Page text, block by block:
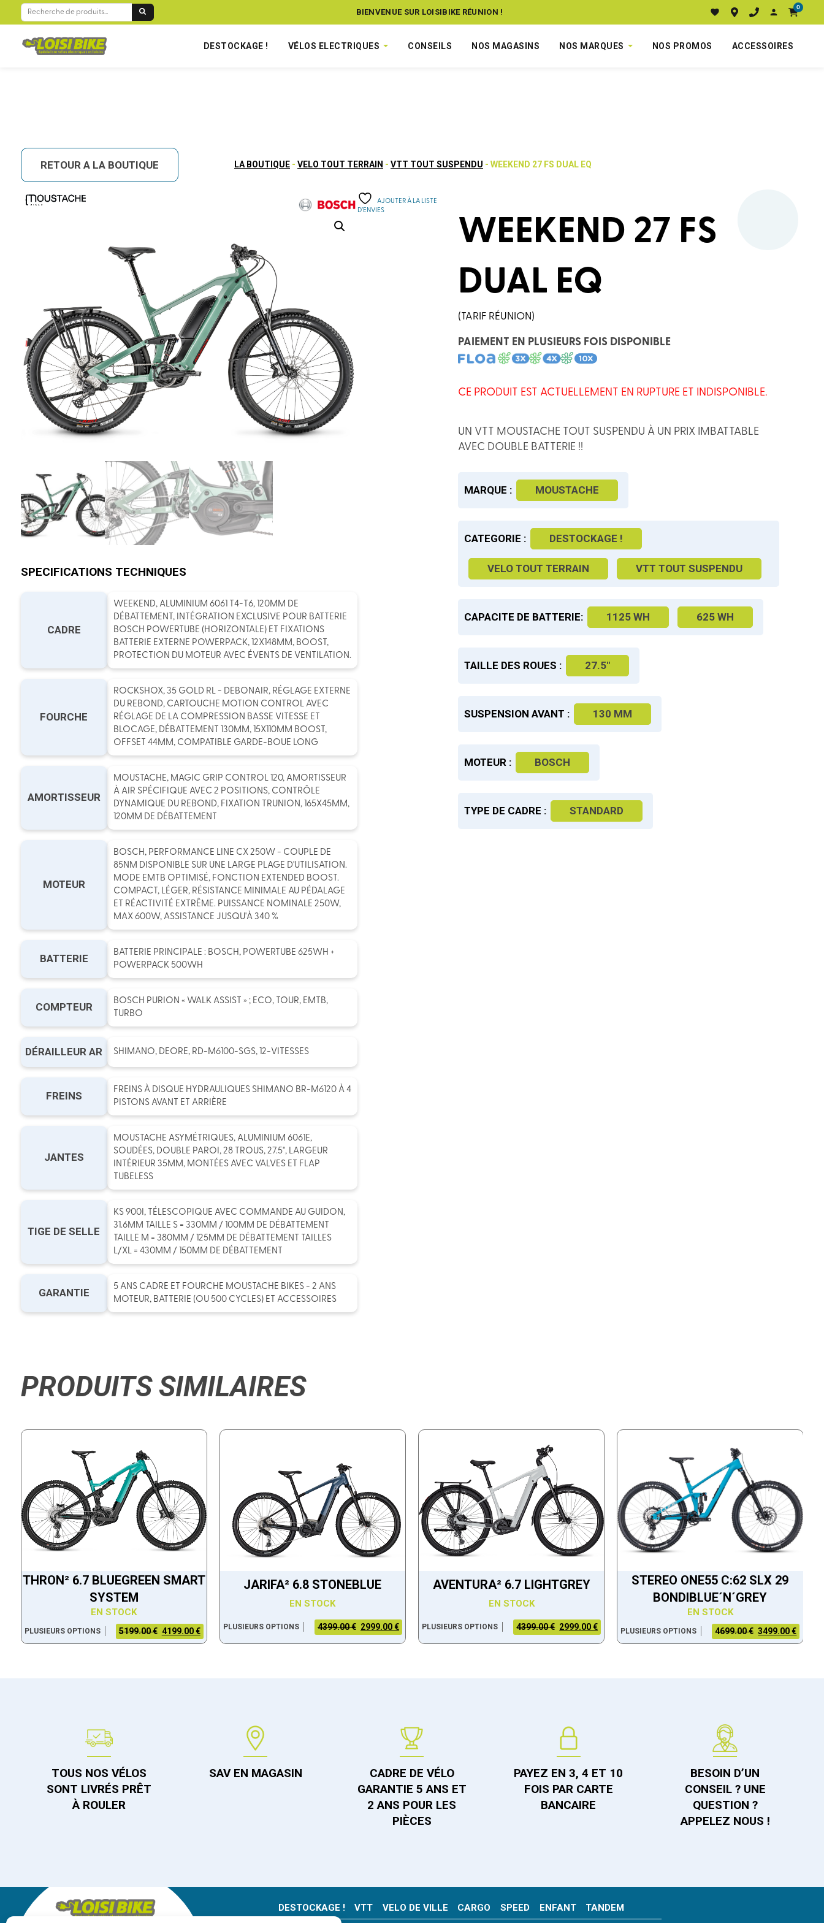
RECHERCHE
BIENVENUE SUR LOISIBIKE RÉUNION ! BIENVENUE SUR LOISIBIKE RÉUNION ! 0
DESTOCKAGE ! VÉLOS ELECTRIQUES CONSEILS NOS MAGASINS NOS MARQUES NOS PROMOS ACCESSOIRES
LA BOUTIQUE - VELO TOUT TERRAIN - VTT TOUT SUSPENDU - WEEKEND 27 FS DUAL EQ
RETOUR A LA BOUTIQUE
SPECIFICATIONS TECHNIQUES
CADRE
WEEKEND, ALUMINIUM 6061 T4-T6, 120MM DE
DÉBATTEMENT, INTÉGRATION EXCLUSIVE POUR BATTERIE
BOSCH POWERTUBE (HORIZONTALE) ET FIXATIONS
BATTERIE EXTERNE POWERPACK, 12X148MM, BOOST,
PROTECTION DU MOTEUR AVEC ÉVENTS DE VENTILATION.
FOURCHE
ROCKSHOX, 35 GOLD RL - DEBONAIR, RÉGLAGE EXTERNE
DU REBOND, CARTOUCHE MOTION CONTROL AVEC
RÉGLAGE DE LA COMPRESSION BASSE VITESSE ET
BLOCAGE, DÉBATTEMENT 130MM, 15X110MM BOOST,
OFFSET 44MM, COMPATIBLE GARDE-BOUE LONG
AMORTISSEUR
MOUSTACHE, MAGIC GRIP CONTROL 120, AMORTISSEUR
À AIR SPÉCIFIQUE AVEC 2 POSITIONS, CONTRÔLE
DYNAMIQUE DU REBOND, FIXATION TRUNION, 165X45MM,
120MM DE DÉBATTEMENT
MOTEUR
BOSCH, PERFORMANCE LINE CX 250W - COUPLE DE
85NM DISPONIBLE SUR UNE LARGE PLAGE D'UTILISATION.
MODE EMTB OPTIMISÉ, FONCTION EXTENDED BOOST.
COMPACT, LÉGER, RÉSISTANCE MINIMALE AU PÉDALAGE
ET RÉACTIVITÉ EXTRÊME. PUISSANCE NOMINALE 250W,
MAX 600W, ASSISTANCE JUSQU'À 340 %
BATTERIE
BATTERIE PRINCIPALE : BOSCH, POWERTUBE 625WH +
POWERPACK 500WH
COMPTEUR
BOSCH PURION « WALK ASSIST » ; ECO, TOUR, EMTB,
TURBO
DÉRAILLEUR AR SHIMANO, DEORE, RD-M6100-SGS, 12-VITESSES
FREINS
FREINS À DISQUE HYDRAULIQUES SHIMANO BR-M6120 À 4
PISTONS AVANT ET ARRIÈRE
JANTES
MOUSTACHE ASYMÉTRIQUES, ALUMINIUM 6061E,
SOUDÉES, DOUBLE PAROI, 28 TROUS, 27.5", LARGEUR
INTÉRIEUR 35MM, MONTÉES AVEC VALVES ET FLAP
TUBELESS
TIGE DE SELLE
KS 900I, TÉLESCOPIQUE AVEC COMMANDE AU GUIDON,
31.6MM TAILLE S = 330MM / 100MM DE DÉBATTEMENT
TAILLE M = 380MM / 125MM DE DÉBATTEMENT TAILLES
L/XL = 430MM / 150MM DE DÉBATTEMENT
GARANTIE
5 ANS CADRE ET FOURCHE MOUSTACHE BIKES - 2 ANS
MOTEUR, BATTERIE (OU 500 CYCLES) ET ACCESSOIRES
AJOUTER À LA LISTE
D’ENVIES
WEEKEND 27 FS
DUAL EQ
(TARIF RÉUNION)
PAIEMENT EN PLUSIEURS FOIS DISPONIBLE
CE PRODUIT EST ACTUELLEMENT EN RUPTURE ET INDISPONIBLE.
UN VTT MOUSTACHE TOUT SUSPENDU À UN PRIX IMBATTABLE
AVEC DOUBLE BATTERIE !!
MARQUE : MOUSTACHE
CATEGORIE : DESTOCKAGE !
VELO TOUT TERRAIN VTT TOUT SUSPENDU
CAPACITE DE BATTERIE: 1125 WH 625 WH
TAILLE DES ROUES : 27.5"
SUSPENSION AVANT : 130 MM
MOTEUR : BOSCH
TYPE DE CADRE : STANDARD
PRODUITS SIMILAIRES
THRON² 6.7 BLUEGREEN SMART
SYSTEM
EN STOCK
PLUSIEURS OPTIONS 5199.00 € 4199.00 €
JARIFA² 6.8 STONEBLUE
EN STOCK
PLUSIEURS OPTIONS 4399.00 € 2999.00 €
AVENTURA² 6.7 LIGHTGREY
EN STOCK
PLUSIEURS OPTIONS 4399.00 € 2999.00 €
STEREO ONE55 C:62 SLX 29
BONDIBLUE´N´GREY
EN STOCK
PLUSIEURS OPTIONS 4699.00 € 3499.00 €
TOUS NOS VÉLOS
SONT LIVRÉS PRÊT
À ROULER
SAV EN MAGASIN
CADRE DE VÉLO
GARANTIE 5 ANS ET
2 ANS POUR LES
PIÈCES
PAYEZ EN 3, 4 ET 10
FOIS PAR CARTE
BANCAIRE
BESOIN D’UN
CONSEIL ? UNE
QUESTION ?
APPELEZ NOUS !
DESTOCKAGE ! VTT VELO DE VILLE CARGO SPEED ENFANT TANDEM